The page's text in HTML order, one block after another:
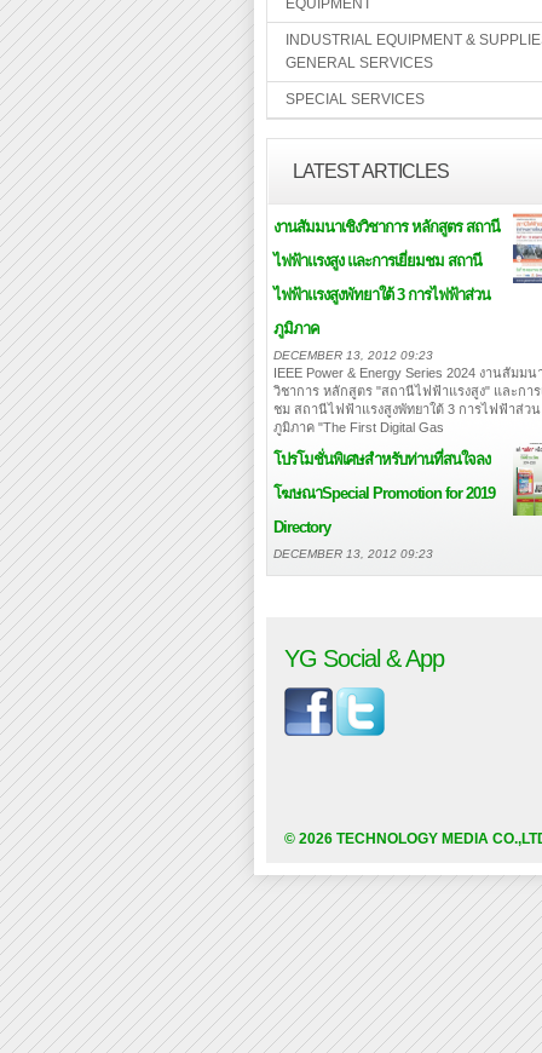
EQUIPMENT
INDUSTRIAL EQUIPMENT &
GENERAL SERVICES
SPECIAL SERVICES
LATEST ARTICLES
งานสัมมนาเชิงวิชาการ หลักสูตร สถานี
ไฟฟ้าแรงสูง และการเยี่ยมชม สถานี
ไฟฟ้าแรงสูงพัทยาใต้ 3 การไฟฟ้าส่วน
ภูมิภาค
DECEMBER 13, 2012 09:23
IEEE Power & Energy Series 2024 งานสัมมน
วิชาการ หลักสูตร "สถานีไฟฟ้าแรงสูง" และการ
ชม สถานีไฟฟ้าแรงสูงพัทยาใต้ 3 การไฟฟ้าส่วน
ภูมิภาค "The First Digital Gas
โปรโมชั่นพิเศษสำหรับท่านที่สนใจลง
โฆษณาSpecial Promotion for 2019
Directory
DECEMBER 13, 2012 09:23
YG Social & App
© 2026 TECHNOLOGY MEDIA